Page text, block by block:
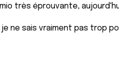
très éprouvante,
ne sais vraiment pas trop